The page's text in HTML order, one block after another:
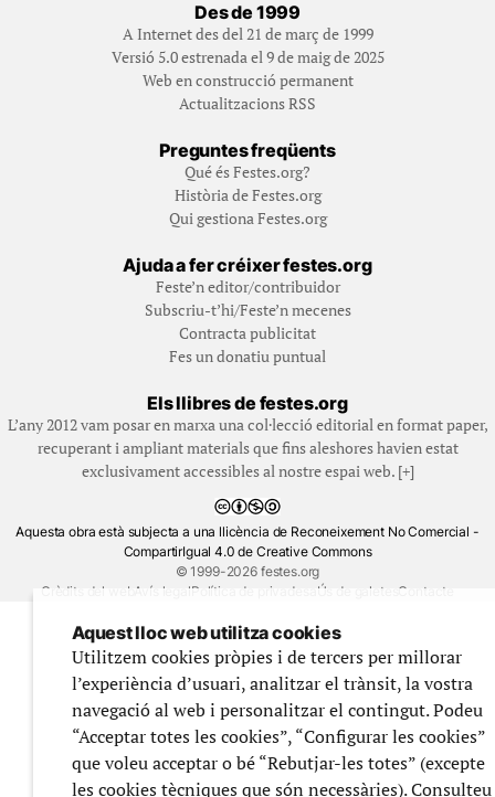
Des de 1999
A Internet des del 21 de març de 1999
Versió 5.0 estrenada el 9 de maig de 2025
Web en construcció permanent
Actualitzacions RSS
Preguntes freqüents
Qué és Festes.org?
Història de Festes.org
Qui gestiona Festes.org
Ajuda a fer créixer festes.org
Feste’n editor/contribuidor
Subscriu-t’hi/Feste’n mecenes
Contracta publicitat
Fes un donatiu puntual
Els llibres de festes.org
L’any 2012 vam posar en marxa una col·lecció editorial en format paper,
recuperant i ampliant materials que fins aleshores havien estat
exclusivament accessibles al nostre espai web. [+]
Aquesta obra està subjecta a una llicència de Reconeixement No Comercial -
CompartirIgual 4.0 de Creative Commons
© 1999-2026 festes.org
Crèdits del web Avís legalPolítica de privadesa Ús de galetes Contacte
Aquest lloc web utilitza cookies
Utilitzem cookies pròpies i de tercers per millorar
l’experiència d’usuari, analitzar el trànsit, la vostra
navegació al web i personalitzar el contingut. Podeu
“Acceptar totes les cookies”, “Configurar les cookies”
que voleu acceptar o bé “Rebutjar-les totes” (excepte
les cookies tècniques que són necessàries). Consulteu